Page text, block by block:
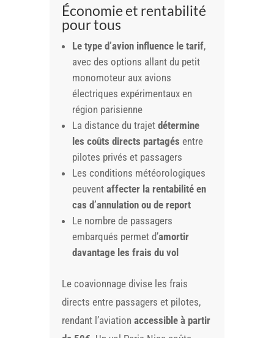
Économie et rentabilité
pour tous
Le type d’avion influence le tarif,
avec des options allant du petit
monomoteur aux avions
électriques expérimentaux en
région parisienne
La distance du trajetdétermine
les coûts directs partagés entre
pilotes privés et passagers
Les conditions météorologiques
peuventaffecter la rentabilité en
cas d’annulation ou de report
Le nombre de passagers
embarqués permet d’amortir
davantage les frais du vol
Le coavionnage divise les frais
directs entre passagers et pilotes,
rendant l’aviationaccessible à partir